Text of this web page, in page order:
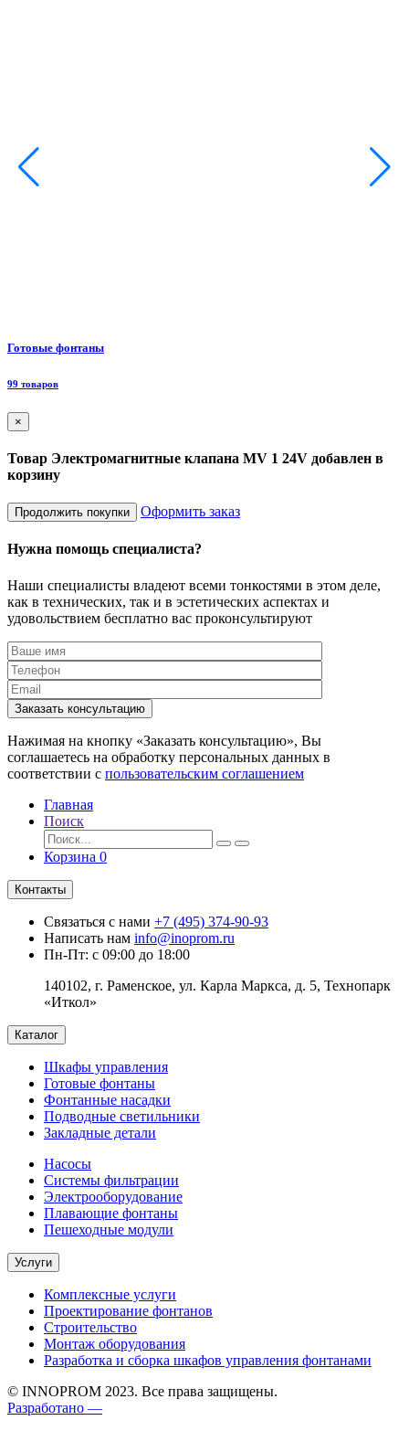
Готовые фонтаны
99 товаров
×
Товар Электромагнитные клапана MV 1 24V добавлен в
корзину
Продолжить покупки Оформить заказ
Нужна помощь специалиста?
Наши специалисты владеют всеми тонкостями в этом деле,
как в технических, так и в эстетических аспектах и
удовольствием бесплатно вас проконсультируют
Заказать консультацию
Нажимая на кнопку «Заказать консультацию», Вы
соглашаетесь на обработку персональных данных в
соответствии с пользовательским соглашением
Главная
Поиск
Корзина 0
Контакты
Связаться с нами +7 (495) 374-90-93
Написать нам info@inoprom.ru
Пн-Пт: с 09:00 до 18:00
140102, г. Раменское, ул. Карла Маркса, д. 5, Технопарк
«Иткол»
Каталог
Шкафы управления
Готовые фонтаны
Фонтанные насадки
Подводные светильники
Закладные детали
Насосы
Системы фильтрации
Электрооборудование
Плавающие фонтаны
Пешеходные модули
Услуги
Комплексные услуги
Проектирование фонтанов
Строительство
Монтаж оборудования
Разработка и сборка шкафов управления фонтанами
© INNOPROM 2023. Все права защищены.
Разработано —